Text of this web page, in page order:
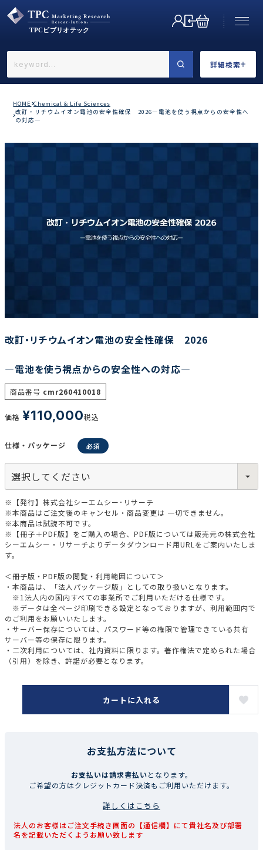
詳細検索
←戻る
カテゴリで選ぶ
調査の種類で選ぶ
リセット
HOME Chemical & Life Sciences
改訂・リチウムイオン電池の安全性確保 2026―電池を使う視点からの安全性へ
の対応―
改訂・リチウムイオン電池の安全性確保 2026
―電池を使う視点からの安全性への対応―
商品番号 cmr260410018
価格 ¥110,000税込
仕様・パッケージ
※【発行】株式会社シーエムシー･リサーチ
※本商品はご注文後のキャンセル・商品変更は 一切できません。
※本商品は試読不可です。
※【冊子＋PDF版】をご購入の場合、PDF版については販売元の株式会社
シーエムシー・リサーチよりデータダウンロード用URLをご案内いたしま
す。
＜冊子版・PDF版の閲覧・利用範囲について＞
・本商品は、「法人パッケージ版」としての取り扱いとなります。
※1法人内の国内すべての事業所でご利用いただける仕様です。
※データは全ページ印刷できる設定となっておりますが、利用範囲内で
のご利用をお願いいたします。
・サーバー保存については、パスワード等の権限で管理できている共有
サーバー等の保存に限ります。
・二次利用については、社内資料に限ります。著作権法で定められた場合
（引用）を除き、許諾が必要となります。
カートに入れる
お支払方法について
お支払いは請求書払いとなります。
ご希望の方はクレジットカード決済もご利用いただけます。
詳しくはこちら
法人のお客様はご注文手続き画面の【通信欄】にて貴社名及び部署
名を記載いただくようお願い致します